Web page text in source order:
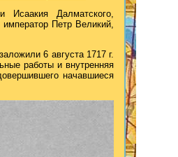
Далматского,
Петр Великий,
6 августа 1717 г.
работы и внутренняя
начавшиеся